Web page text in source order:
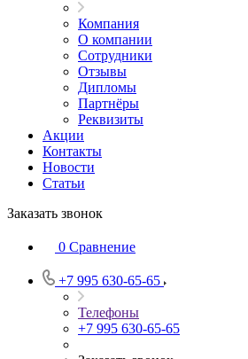
Компания
О компании
Сотрудники
Отзывы
Дипломы
Партнёры
Реквизиты
Акции
Контакты
Новости
Статьи
Заказать звонок
0 Сравнение
+7 995 630-65-65
Телефоны
+7 995 630-65-65